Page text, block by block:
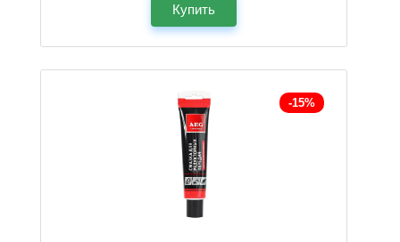
Купить
-15%